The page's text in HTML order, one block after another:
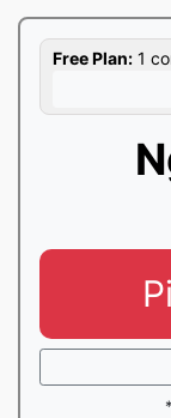
Free Plan: 1